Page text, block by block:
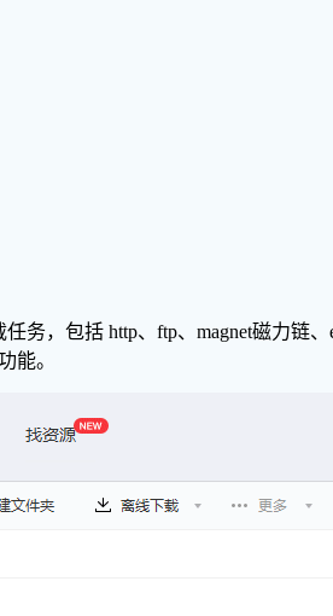
，包括 http、ftp、magnet磁力链
能。